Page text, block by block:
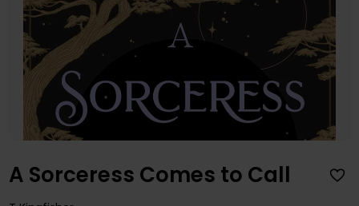
A Sorceress Comes to Call